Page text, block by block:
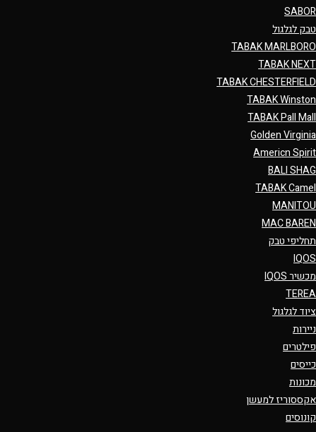
SABOR
טבק לגלגול
TABAK MARLBORO
TABAK NEXT
TABAK CHESTERFIELD
TABAK Winston
TABAK Pall Mall
Golden Virginia
Americn Spirit
BALI SHAG
TABAK Camel
MANITOU
MAC BAREN
תחליפי טבק
IQOS
מכשיר IQOS
TEREA
ציוד לגלגול
ניירות
פילטרים
כייסים
מכונות
אקססוריז למעשן
קונוסים